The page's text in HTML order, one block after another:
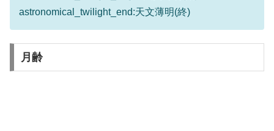
astronomical_twilight_end:天文薄明(終)
月齢